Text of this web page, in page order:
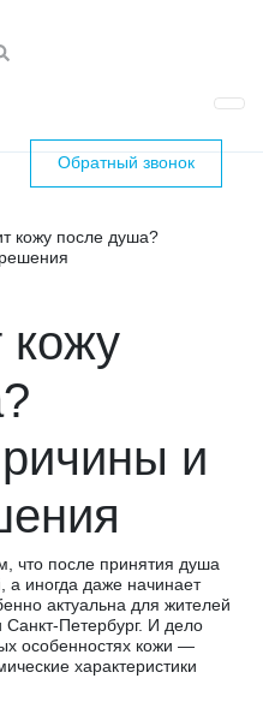
Обратный звонок
кожу после душа?
кожу
и
что после принятия душа
а иногда даже начинает
актуальна для жителей
Санкт-Петербург. И дело
особенностях кожи —
характеристики